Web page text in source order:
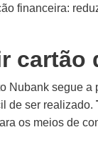
financeira:
cartão
Nubank segue
de ser realizado.
os meios de